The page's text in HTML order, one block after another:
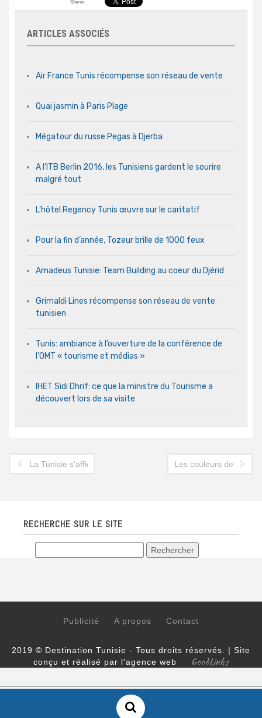
Shares
ARTICLES ASSOCIÉS
Air France Tunis récompense son réseau de vente
Quai jasmin à Paris Plage
Mégatour du russe Pegas à Djerba
A l’ITB Berlin 2016, les Tunisiens gardent le sourire
malgré tout
L’hôtel Regency Tunis œuvre sur le caritatif
Pour la fin d’année, Tozeur brille de 1000 feux
Amadeus Tunisie: Team Building au coeur du Djérid
Grimaldi Lines récompense son réseau de vente
tunisien
Tunis: ambiance à l’ouverture de la conférence de
l’OMT « tourisme et médias »
IHET Sidi Dhrif: ce que la ministre du Tourisme a
découvert lors de sa visite
La Tunisie s'affiche dans le paysage urbain suisse
Les couleurs de
RECHERCHE SUR LE SITE
Publicité A propos Contact
2019 © Destination Tunisie - Tous droits réservés. | Site
conçu et réalisé par l'agence web
GoodLinks